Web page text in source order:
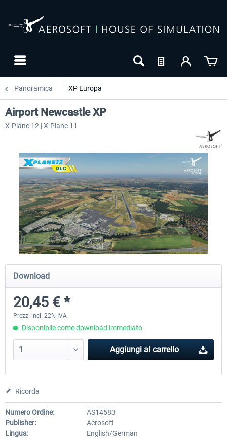
Panoramica XP Europa
Airport Berlin Brandenburg V2 XP
30,71 € *
Airport Zurich V2.0 XP
Airport Newcastle XP
X-Plane 12 | X-Plane 11
Download
20,45 € *
Prezzi incl. 22% IVA
Disponibile come download immediato
Aggiungi al carrello
Ricorda
Numero Ordine:
AS14583
Publisher:
Aerosoft
Lingua:
English/German